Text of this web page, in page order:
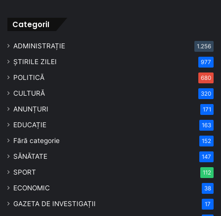
CategoriI
ADMINISTRAȚIE 1.256
ȘTIRILE ZILEI 977
POLITICĂ 680
CULTURĂ 320
ANUNȚURI 171
EDUCAȚIE 163
Fără categorie 152
SĂNĂTATE 147
SPORT 112
ECONOMIC 38
GAZETA DE INVESTIGAȚII 17